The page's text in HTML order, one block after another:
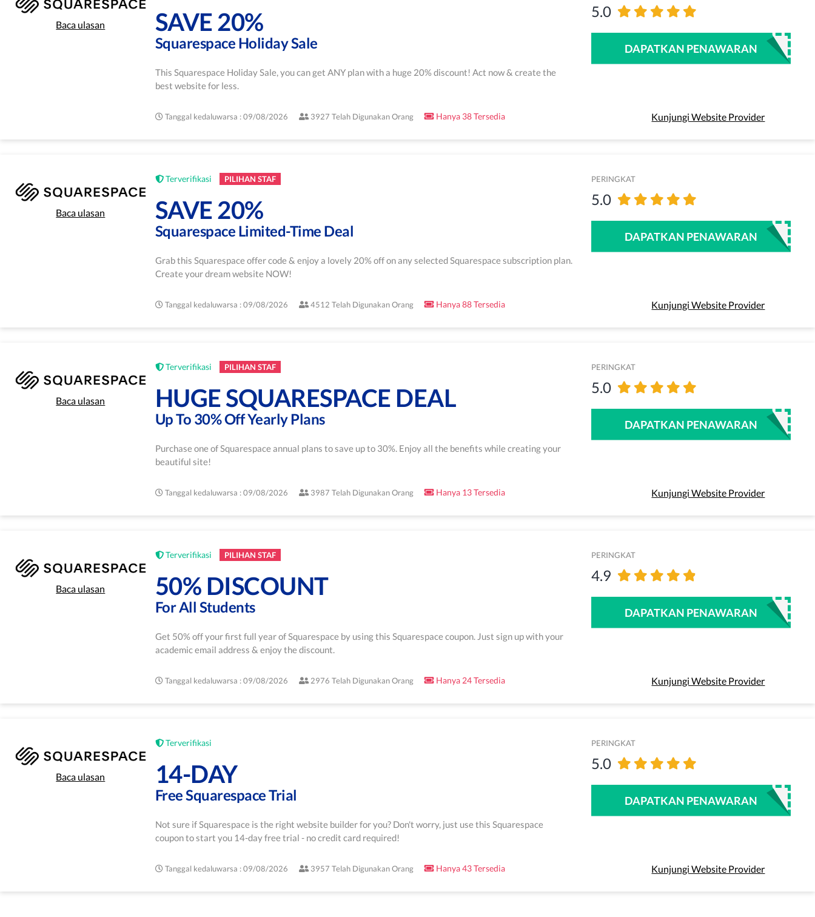
Baca ulasan SAVE 20%
Squarespace Holiday Sale
This Squarespace Holiday Sale, you can get ANY plan with a huge 20% discount! Act now & create the
best website for less.
Tanggal kedaluwarsa : 09/08/2026 3927 Telah Digunakan Orang Hanya 38 Tersedia
5.0
DAPATKAN PENAWARAN
Kunjungi Website Provider
Baca ulasan
Terverifikasi PILIHAN STAF
SAVE 20%
Squarespace Limited-Time Deal
Grab this Squarespace offer code & enjoy a lovely 20% off on any selected Squarespace subscription plan.
Create your dream website NOW!
Tanggal kedaluwarsa : 09/08/2026 4512 Telah Digunakan Orang Hanya 88 Tersedia
PERINGKAT
5.0
DAPATKAN PENAWARAN
Kunjungi Website Provider
Baca ulasan
Terverifikasi PILIHAN STAF
HUGE SQUARESPACE DEAL
Up To 30% Off Yearly Plans
Purchase one of Squarespace annual plans to save up to 30%. Enjoy all the benefits while creating your
beautiful site!
Tanggal kedaluwarsa : 09/08/2026 3987 Telah Digunakan Orang Hanya 13 Tersedia
PERINGKAT
5.0
DAPATKAN PENAWARAN
Kunjungi Website Provider
Baca ulasan
Terverifikasi PILIHAN STAF
50% DISCOUNT
For All Students
Get 50% off your first full year of Squarespace by using this Squarespace coupon. Just sign up with your
academic email address & enjoy the discount.
Tanggal kedaluwarsa : 09/08/2026 2976 Telah Digunakan Orang Hanya 24 Tersedia
PERINGKAT
4.9
DAPATKAN PENAWARAN
Kunjungi Website Provider
Baca ulasan
Terverifikasi
14-DAY
Free Squarespace Trial
Not sure if Squarespace is the right website builder for you? Don't worry, just use this Squarespace
coupon to start you 14-day free trial - no credit card required!
Tanggal kedaluwarsa : 09/08/2026 3957 Telah Digunakan Orang Hanya 43 Tersedia
PERINGKAT
5.0
DAPATKAN PENAWARAN
Kunjungi Website Provider